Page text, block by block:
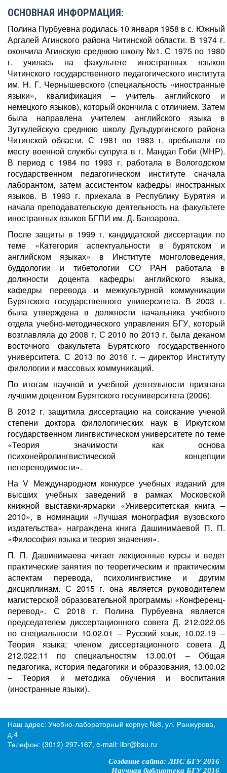
ОСНОВНАЯ ИНФОРМАЦИЯ:
Полина Пурбуевна родилась 10 января 1958 в с. Южный
Аргалей Агинского района Читинской области. В 1974 г.
окончила Агинскую среднюю школу №1. С 1975 по 1980
г. училась на факультете иностранных языков
Читинского государственного педагогического института
им. Н. Г. Чернышевского (специальность «иностранные
языки», квалификация – учитель английского и
немецкого языков), который окончила с отличием. Затем
была направлена учителем английского языка в
Зуткулейскую среднюю школу Дульдургинского района
Читинской области. С 1981 по 1983 г. пребывали по
месту военной службы супруга в г. Мандал Гоби (МНР).
В период с 1984 по 1993 г. работала в Вологодском
государственном педагогическом институте сначала
лаборантом, затем ассистентом кафедры иностранных
языков. В 1993 г. приехала в Республику Бурятия и
начала преподавательскую деятельность на факультете
иностранных языков БГПИ им. Д. Банзарова.
После защиты в 1999 г. кандидатской диссертации по
теме «Категория аспектуальности в бурятском и
английском языках» в Институте монголоведения,
буддологии и тибетологии СО РАН работала в
должности доцента кафедры английского языка,
кафедры перевода и межкультурной коммуникации
Бурятского государственного университета. В 2003 г.
была утверждена в должности начальника учебного
отдела учебно-методического управления БГУ, который
возглавляла до 2008 г. С 2010 по 2013 г. была деканом
восточного факультета Бурятского государственного
университета. С 2013 по 2016 г. – директор Институту
филологии и массовых коммуникаций.
По итогам научной и учебной деятельности признана
лучшим доцентом Бурятского госуниверситета (2006).
В 2012 г. защитила диссертацию на соискание ученой
степени доктора филологических наук в Иркутском
государственном лингвистическом университете по теме
«Теория значимости как основа
психонейролингвистической концепции
непереводимости».
На V Международном конкурсе учебных изданий для
высших учебных заведений в рамках Московской
книжной выставки-ярмарки «Университетская книга –
2010», в номинации «Лучшая монография вузовского
издательства» награждена книга Дашинимаевой П. П.
«Философия языка и теория значения».
П. П. Дашинимаева читает лекционные курсы и ведет
практические занятия по теоретическим и практическим
аспектам перевода, психолингвистике и другим
дисциплинам. С 2015 г. она является руководителем
магистерской образовательной программы «Конференц-
перевод». С 2018 г. Полина Пурбуевна является
председателем диссертационного совета Д. 212.022.05
по специальности 10.02.01 – Русский язык, 10.02.19 –
Теория языка; членом диссертационного совета Д
212.022.11 по специальностям 13.00.01 – Общая
педагогика, история педагогики и образования, 13.00.02
– Теория и методика обучения и воспитания
(иностранные языки).
Наш адрес: Учебно-лабораторный корпус №8, ул. Ранжурова,
д.4
Телефон: (3012) 297-167, e-mail: libr@bsu.ru
Создание сайта: ЛПС БГУ 2016
2016 Научная библиотека БГУ